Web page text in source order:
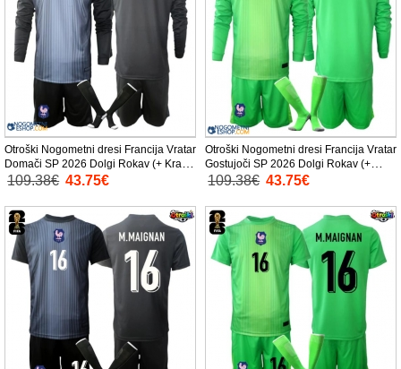
Otroški Nogometni dresi Francija Vratar
Domači SP 2026 Dolgi Rokav (+ Kratke
hlače)
109.38€ 43.75€
Otroški Nogometni dresi Francija Vratar
Gostujoči SP 2026 Dolgi Rokav (+
Kratke hlače)
109.38€ 43.75€